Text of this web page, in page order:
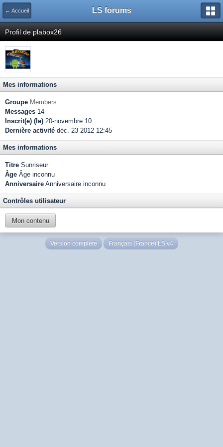
← Accueil LS forums
Profil de plabox26
Mes informations
Groupe Members
Messages 14
Inscrit(e) (le) 20-novembre 10
Dernière activité déc. 23 2012 12:45
Mes informations
Titre Sunriseur
Âge Âge inconnu
Anniversaire Anniversaire inconnu
Contrôles utilisateur
Mon contenu
Version complète Français (France) LS v4